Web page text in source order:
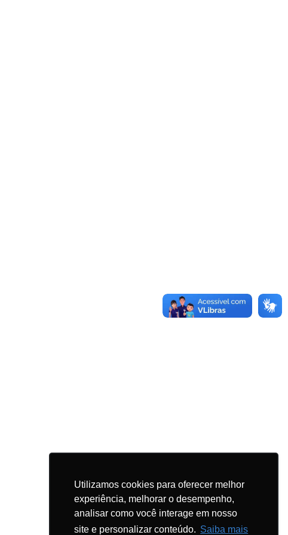
Utilizamos cookies para oferecer melhor
experiência, melhorar o desempenho,
analisar como você interage em nosso
site e personalizar conteúdo. Saiba mais